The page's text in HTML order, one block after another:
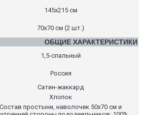
145х215 см
70х70 см (2 шт.)
ОБЩИЕ ХАРАКТЕРИСТИКИ
1,5-спальный
Россия
Сатин-жаккард
Хлопок
Состав простыни, наволочек 50х70 см и